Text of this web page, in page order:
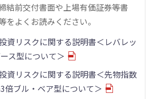
結前交付書面や上場有価証券等書
をよくお読みください。
資リスクに関する説明書＜レバレッ
ス型について＞
資リスクに関する説明書＜先物指数
倍ブル・ベア型について＞